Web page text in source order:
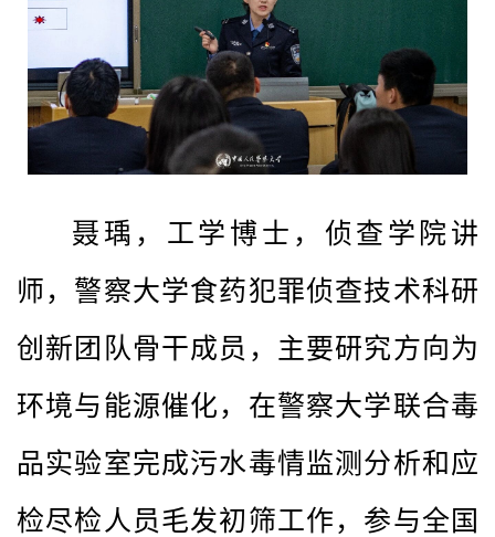
聂瑀，工学博士，侦查学院讲
师，警察大学食药犯罪侦查技术科研
创新团队骨干成员，主要研究方向为
环境与能源催化，在警察大学联合毒
品实验室完成污水毒情监测分析和应
检尽检人员毛发初筛工作，参与全国